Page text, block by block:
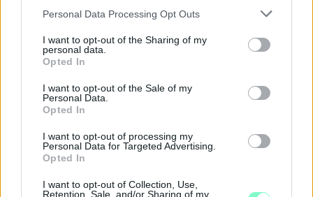
Please note that this website/app uses one or more Google
not limited to your visit or usage behaviour. You may click to
grant or deny consent to Google and its third-party tags to
use your data for below specified purposes in below Google
consent section.
Personal Data Processing Opt Outs
I want to opt-out of the Sharing of my
personal data.
Opted In
I want to opt-out of the Sale of my
Personal Data.
Opted In
I want to opt-out of processing my
Personal Data for Targeted Advertising.
Opted In
I want to opt-out of Collection, Use,
Retention, Sale, and/or Sharing of my
A RÓMAIAKTÓL AZ AGYAGKATONÁKIG –
TÁRLATVEZETÉSEK, WORKSHOP ÉS
KÖZÖNSÉGTALÁLKOZÓ VÁRJA A LÁTOGATÓKAT A